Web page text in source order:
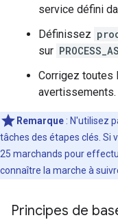
service défini
Définissez
sur
Corrigez toutes
avertissements.
Remarque : N'utilisez
tâches des étapes clés. Si
25 marchands pour
connaître la marche à
Principes de